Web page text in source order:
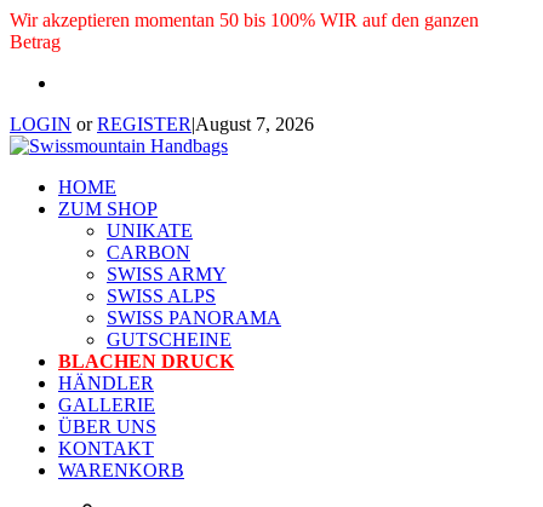
Wir akzeptieren momentan 50 bis 100% WIR auf den ganzen
Betrag
LOGIN orREGISTER|August 7, 2026
HOME
ZUM SHOP
UNIKATE
CARBON
SWISS ARMY
SWISS ALPS
SWISS PANORAMA
GUTSCHEINE
BLACHEN DRUCK
HÄNDLER
GALLERIE
ÜBER UNS
KONTAKT
WARENKORB